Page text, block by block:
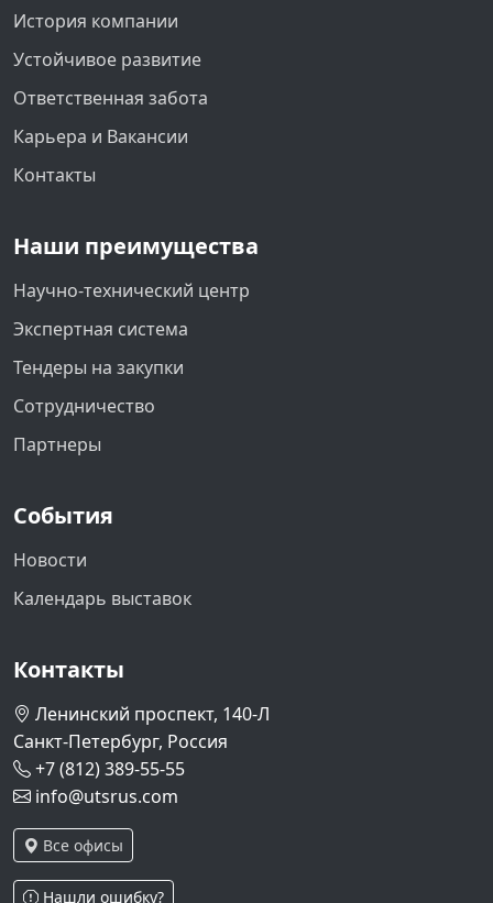
История компании
Устойчивое развитие
Ответственная забота
Карьера и Вакансии
Контакты
Наши преимущества
Научно-технический центр
Экспертная система
Тендеры на закупки
Сотрудничество
Партнеры
События
Новости
Календарь выставок
Контакты
Ленинский проспект, 140-Л
Санкт-Петербург, Россия
+7 (812) 389-55-55
info@utsrus.com
Все офисы
Нашли ошибку?